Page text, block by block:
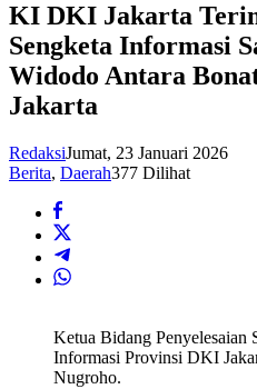
KI DKI Jakarta
Sengketa Informasi
Widodo Antara
Jakarta
RedaksiJumat, 23 Januari 2026
Berita, Daerah377 Dilihat
Ketua Bidang Penyelesaian
Informasi Provinsi DKI
Nugroho.